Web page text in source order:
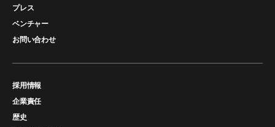
プレス
ベンチャー
お問い合わせ
採用情報
企業責任
歴史